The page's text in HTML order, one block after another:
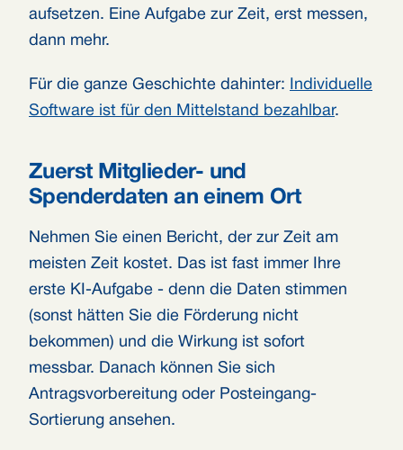
aufsetzen. Eine Aufgabe zur Zeit, erst messen,
dann mehr.
Für die ganze Geschichte dahinter:
Individuelle
Software ist für den Mittelstand bezahlbar.
Zuerst Mitglieder- und
Spenderdaten an einem Ort
Nehmen Sie einen Bericht, der zur Zeit am
meisten Zeit kostet. Das ist fast immer Ihre
erste KI-Aufgabe - denn die Daten stimmen
(sonst hätten Sie die Förderung nicht
bekommen) und die Wirkung ist sofort
messbar. Danach können Sie sich
Antragsvorbereitung oder Posteingang-
Sortierung ansehen.